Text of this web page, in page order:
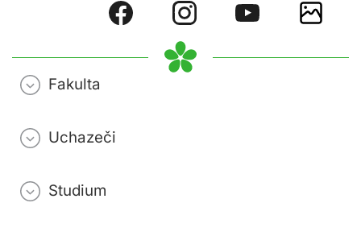
Fakulta
Uchazeči
Studium